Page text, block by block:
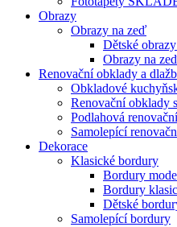
Obrazy
Obrazy na zeď
Dětské
Obrazy na
Renovační obklady a
Obkladové
Renovační obklady
Podlahová
Samolepící
Dekorace
Klasické bordury
Bordury
Bordury
Dětské
Samolepící bordury